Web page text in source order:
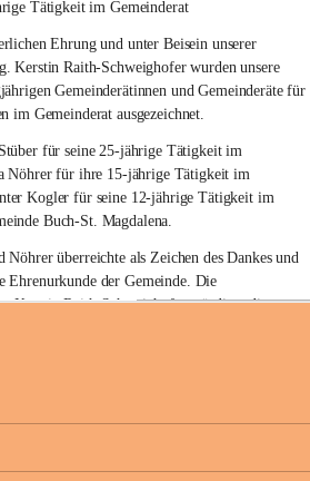
Tätigkeit im Gemeinderat
Ehrung und unter Beisein unserer
Kerstin Raith-Schweighofer wurden unsere
Gemeinderätinnen und Gemeinderäte für
im Gemeinderat ausgezeichnet.
für seine 25-jährige Tätigkeit im
Nöhrer für ihre 15-jährige Tätigkeit im
Kogler für seine 12-jährige Tätigkeit im
Buch-St. Magdalena.
Nöhrer überreichte als Zeichen des Dankes und
Ehrenurkunde der Gemeinde. Die
Kerstin Raith-Schweighofer würdigte die
+6